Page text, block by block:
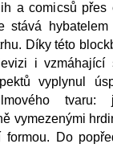
a comicsů
stává
Díky této
i vzmáhající
vyplynul
vymezenými
formou. Do